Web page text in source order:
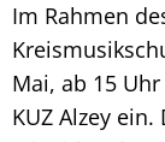
Im Rahmen
Mai, ab 15
KUZ Alzey